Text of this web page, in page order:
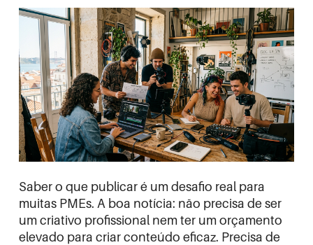
Saber o que publicar é um desafio real para
muitas PMEs. A boa notícia: não precisa de ser
um criativo profissional nem ter um orçamento
elevado para criar conteúdo eficaz. Precisa de